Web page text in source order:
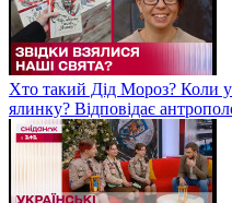
Хто такий Дід Мороз? Коли
ялинку? Відповідає